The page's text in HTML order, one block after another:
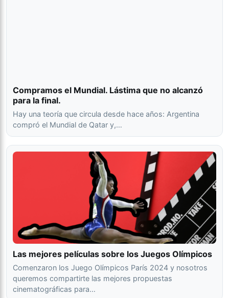
Compramos el Mundial. Lástima que no alcanzó
para la final.
Hay una teoría que circula desde hace años: Argentina
compró el Mundial de Qatar y,…
Las mejores películas sobre los Juegos Olímpicos
Comenzaron los Juego Olímpicos París 2024 y nosotros
queremos compartirte las mejores propuestas
cinematográficas para…